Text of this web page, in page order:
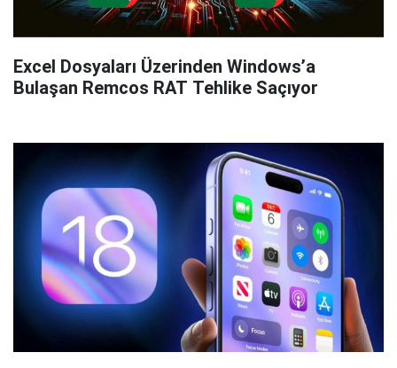
Excel Dosyaları Üzerinden Windows’a
Bulaşan Remcos RAT Tehlike Saçıyor